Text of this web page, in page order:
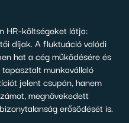
HR-költségeket látja:
díjak. A fluktuáció valódi
hat a cég működésére és
munkavállaló
jelent csupán, hanem
megnövekedett
erősödését is.